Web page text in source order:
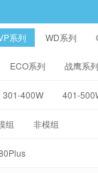
系列 WD系列
ECO系列 战鹰系列
301-400W 401-
组 非模组